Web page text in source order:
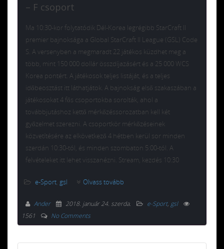
– F csoport
Ma 10:30-kor folytatódik Dél-Korea legrégibb StarCraft II
premier bajnoksága a Global StarCraft II League (GSL) Code
S. A versenyben a megmaradt 22 játékos küzdhet meg a
több, mint 150 000 dollár összdíjazásért és a 25 000 WCS
Korea pontért. A játékosok teljes listáját, és a teljes
időbeosztást itt láthatjátok. A bajnokság első szakaszában a
játékosokat 4 fős csoportokba sorolták, ahol a
továbbjutáshoz kettő mérkőzéssorozatban kell két
győzelmet szerezni. A csoportkör mérkőzéseinek
közvetítésére az elkövetkező 4 hétben kerül sor minden
szerdán 10:30-tól, és minden szombaton 5:00-tól. A
felvételeket itt lehet visszanézni. Stream, kezdés 10:30
e-Sport, gsl Olvass tovább
Ander 2018. január 24. szerda. e-Sport, gsl
1561
No Comments